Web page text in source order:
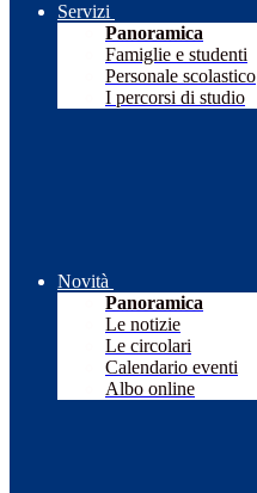
Servizi
Panoramica
Famiglie e studenti
Personale scolastico
I percorsi di studio
Novità
Panoramica
Le notizie
Le circolari
Calendario eventi
Albo online